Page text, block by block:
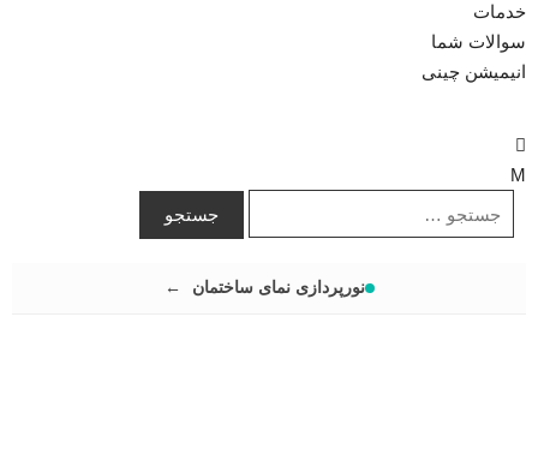
خدمات
سوالات شما
انیمیشن چینی
نورپردازی نمای ساختمان